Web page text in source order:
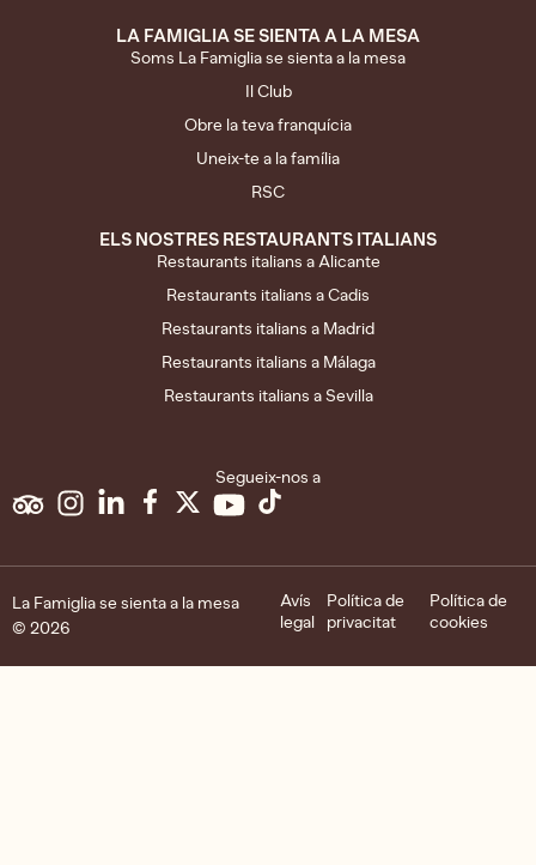
LA FAMIGLIA SE SIENTA A LA MESA
Soms La Famiglia se sienta a la mesa
Il Club
Obre la teva franquícia
Uneix-te a la família
RSC
ELS NOSTRES RESTAURANTS ITALIANS
Restaurants italians a Alicante
Restaurants italians a Cadis
Restaurants italians a Madrid
Restaurants italians a Málaga
Restaurants italians a Sevilla
Segueix-nos a
La Famiglia se sienta a la mesa
© 2026
Avís
legal
Política de
privacitat
Política de
cookies